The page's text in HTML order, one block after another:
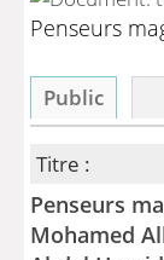
Penseurs
Public
Titre :
Penseurs
Mohamed